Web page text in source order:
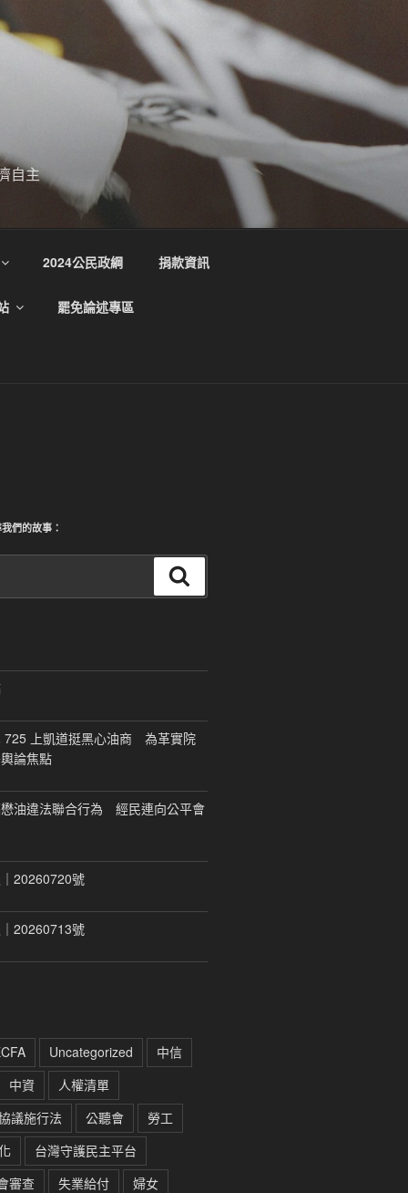
自主
2024公民政綱 捐款資訊
罷免論述專區
們的故事：
尋
725 上凱道挺黑心油商 為革實院
論焦點
油違法聯合行為 經民連向公平會
20260720號
20260713號
Uncategorized
中信
中資
人權清單
議施行法
公聽會
勞工
台灣守護民主平台
審查
失業給付
婦女